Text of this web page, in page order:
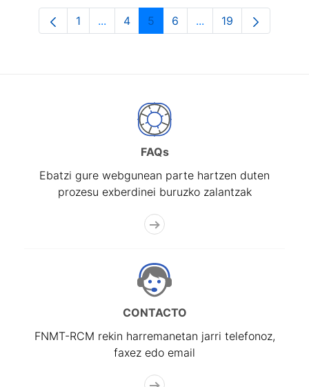
Orrialdea
1 ...Intermediate Pages Use TAB to
Orrialdea
4 Orrialdea
5 Orrialdea
6 ...Intermediate Pages
Orrialdea
19
FAQs
Ebatzi gure webgunean parte hartzen duten
prozesu exberdinei buruzko zalantzak
CONTACTO
FNMT-RCM rekin harremanetan jarri telefonoz,
faxez edo email